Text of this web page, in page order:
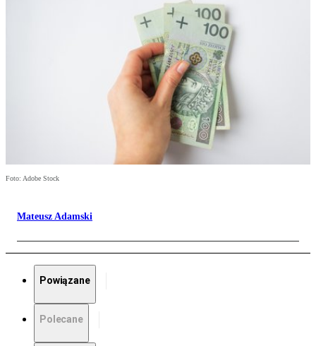
Foto: Adobe Stock
Mateusz Adamski
Powiązane
Polecane